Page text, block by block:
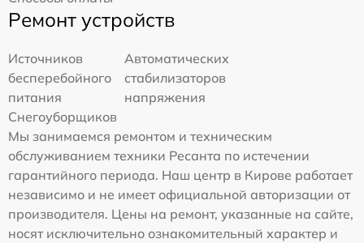
Ремонт устройств
Источников
бесперебойного
питания
Автоматических
стабилизаторов
напряжения
Снегоуборщиков
Мы занимаемся ремонтом и техническим
обслуживанием техники Ресанта по истечении
гарантийного периода. Наш центр в Кирове работает
независимо и не имеет официальной авторизации от
производителя. Цены на ремонт, указанные на сайте,
носят исключительно ознакомительный характер и